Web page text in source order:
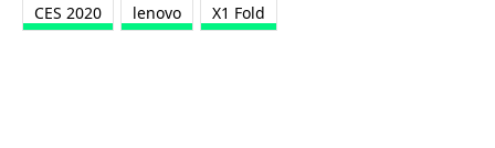
CES 2020 lenovo X1 Fold